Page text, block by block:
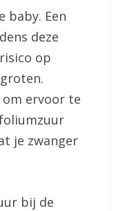
baby. Een
deze
op
ervoor te
je zwanger
bij de